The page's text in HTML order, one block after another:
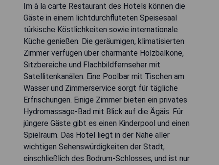
Im à la carte Restaurant des Hotels können die
Gäste in einem lichtdurchfluteten Speisesaal
türkische Köstlichkeiten sowie internationale
Küche genießen. Die geräumigen, klimatisierten
Zimmer verfügen über charmante Holzbalkone,
Sitzbereiche und Flachbildfernseher mit
Satellitenkanälen. Eine Poolbar mit Tischen am
Wasser und Zimmerservice sorgt für tägliche
Erfrischungen. Einige Zimmer bieten ein privates
Hydromassage-Bad mit Blick auf die Ägäis. Für
jüngere Gäste gibt es einen Kinderpool und einen
Spielraum. Das Hotel liegt in der Nähe aller
wichtigen Sehenswürdigkeiten der Stadt,
einschließlich des Bodrum-Schlosses, und ist nur